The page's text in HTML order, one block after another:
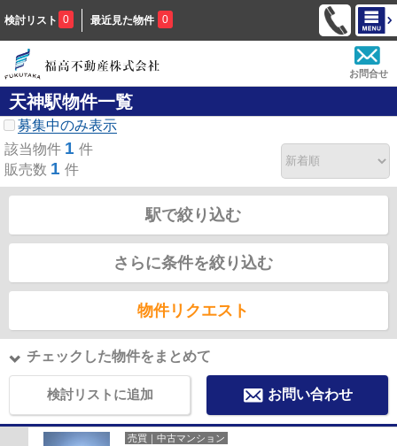
検討リスト 0 最近見た物件 0
お問合せ
天神駅物件一覧
募集中のみ表示
該当物件 1 件
販売数 1 件
駅で絞り込む
さらに条件を絞り込む
物件リクエスト
チェックした物件をまとめて
検討リストに追加 お問い合わせ
売買｜中古マンション